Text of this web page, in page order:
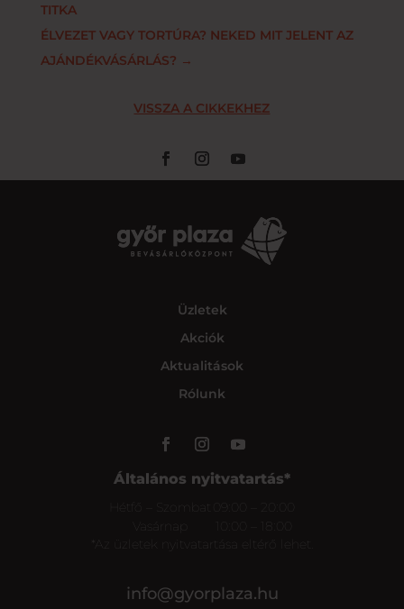
TITKA
ÉLVEZET VAGY TORTÚRA? NEKED MIT JELENT AZ
AJÁNDÉKVÁSÁRLÁS? →
VISSZA A CIKKEKHEZ
Üzletek
Akciók
Aktualitások
Rólunk
Általános nyitvatartás*
*Az üzletek nyitvatartása eltérő lehet.
info@gyorplaza.hu